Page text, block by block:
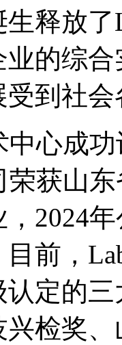
释放
的综
到社
中心成
荣获山
2024
前，
定的
检奖